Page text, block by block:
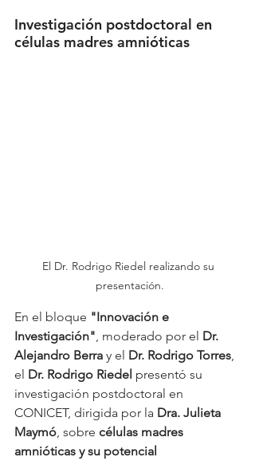
Investigación postdoctoral en
células madres amnióticas
El Dr. Rodrigo Riedel realizando su
presentación.
En el bloque "Innovación e
Investigación" , moderado por el Dr.
Alejandro Berra y el Dr. Rodrigo Torres
el Dr. Rodrigo Riedel presentó su
investigación postdoctoral en
CONICET, dirigida por la Dra. Julieta
Maymó , sobre células madres
amnióticas y su potencial